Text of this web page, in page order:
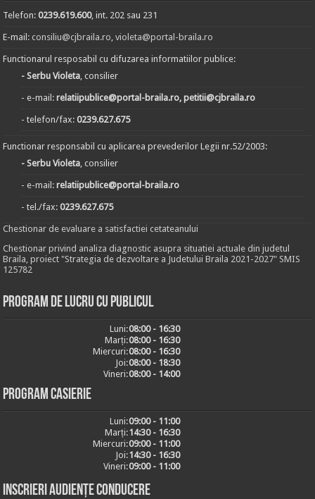
Telefon:0239.619.600, int. 202 sau 231
E-mail:consiliu@cjbraila.ro ,violeta@portal-braila.ro
Functionarul resposabil cu difuzarea informatiilor publice:
- Serbu Violeta , consilier
- e-mail:relatiipublice@portal-braila.ro, petitii@cjbraila.ro
- telefon/fax:0239.627.675
Functionar responsabil cu aplicarea prevederilor Legii nr.52/2003:
- Serbu Violeta , consilier
- e-mail:relatiipublice@portal-braila.ro
- tel./fax:0239.627.675
Chestionar de evaluare a satisfactiei cetateanului
Chestionar privind analiza diagnostic asupra situatiei actuale din judetul
Braila, proiect "Strategia de dezvoltare a Judetului Braila 2021-2027" SMIS
125782
Program de lucru cu publicul
Luni:08:00 - 16:30
Marți:08:00 - 16:30
Miercuri:08:00 - 16:30
Joi:08:00 - 18:30
Vineri:08:00 - 14:00
Program casierie
Luni:09:00 - 11:00
Marți:14:30 - 16:30
Miercuri:09:00 - 11:00
Joi:14:30 - 16:30
Vineri:09:00 - 11:00
Inscrieri audiențe conducere